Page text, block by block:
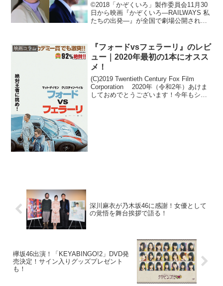
©2018「かぞくいろ」製作委員会11月30
日から映画『かぞくいろ―RAILWAYS 私
たちの出発―』が全国で劇場公開されま
品、今回は鹿児島～熊本を結ぶ肥薩おれ
ん...
映画コラム
『フォードvsフェラーリ』のレビ
ュー｜2020年最初の1本にオスス
メ！
(C)2019 Twentieth Century Fox Film
Corporation 2020年（令和2年）あけま
しておめでとうございます！今年もシネ
深川麻衣が乃木坂46に感謝！女優として
の覚悟を舞台挨拶で語る！
欅坂46出演！「KEYABINGO!2」DVD発
売決定！サイン入りグッズプレゼント
も！